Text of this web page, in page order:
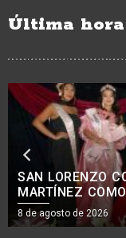
Última hora
EE. UU.
A PARTIR DE
7 de agosto de 2026